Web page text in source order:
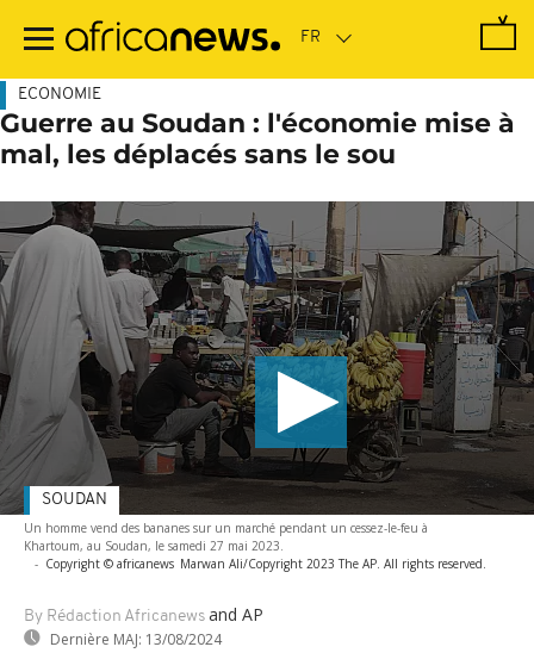
contenu
ECONOMIE
Guerre au Soudan : l'économie mise à
mal, les déplacés sans le sou
Un homme vend des bananes sur un marché pendant un cessez-le-feu à
Khartoum, au Soudan, le samedi 27 mai 2023.
- Copyright © africanews Marwan Ali/Copyright 2023 The AP. All rights reserved.
By Rédaction Africanews and AP
Dernière MAJ: 13/08/2024
SOUDAN